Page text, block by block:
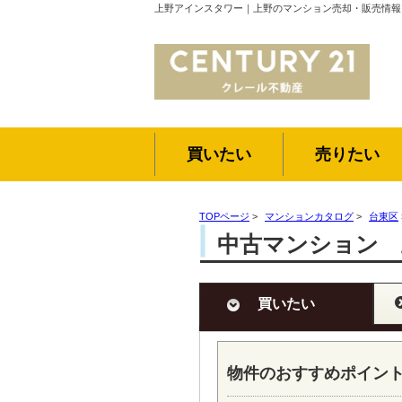
上野アインスタワー｜上野のマンション売却・販売情
買いたい 売りたい
TOPページ > マンションカタログ > 台東区
中古マンション
買いたい
物件のおすすめポイン